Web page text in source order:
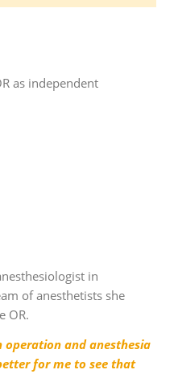
as independent
in
of anesthetists she
OR.
operation and anesthesia
for me to see that